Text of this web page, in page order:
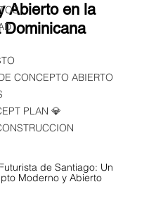
CONCEPTO ABIERTO
PLAN 💎
Abierto en la
Dominicana
de Santiago: Un
Moderno y Abierto